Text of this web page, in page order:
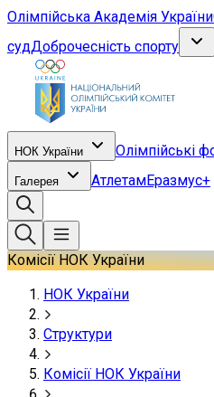
Олімпійська Академія України
судДоброчесність спорту
НОК України Олімпійські
Галерея АтлетамЕразмус+
Комісії НОК України
НОК України
Структури
Комісії НОК України